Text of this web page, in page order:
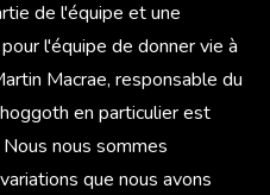
de l'équipe et une
l'équipe de donner vie à
Macrae, responsable du
en particulier est
nous sommes
que nous avons